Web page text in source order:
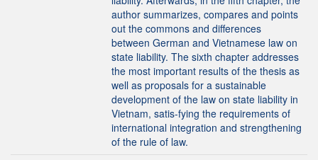
author summarizes, compares and points
out the commons and differences
between German and Vietnamese law on
state liability. The sixth chapter addresses
the most important results of the thesis as
well as proposals for a sustainable
development of the law on state liability in
Vietnam, satis-fying the requirements of
international integration and strengthening
of the rule of law.